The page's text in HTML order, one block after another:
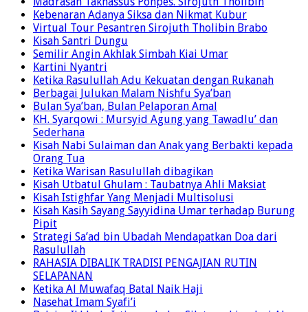
Kebenaran Adanya Siksa dan Nikmat Kubur
Virtual Tour Pesantren Sirojuth Tholibin Brabo
Kisah Santri Dungu
Semilir Angin Akhlak Simbah Kiai Umar
Kartini Nyantri
Ketika Rasulullah Adu Kekuatan dengan Rukanah
Berbagai Julukan Malam Nishfu Sya’ban
Bulan Sya’ban, Bulan Pelaporan Amal
KH. Syarqowi : Mursyid Agung yang Tawadlu’ dan
Sederhana
Kisah Nabi Sulaiman dan Anak yang Berbakti kepada
Orang Tua
Ketika Warisan Rasulullah dibagikan
Kisah Utbatul Ghulam : Taubatnya Ahli Maksiat
Kisah Istighfar Yang Menjadi Multisolusi
Kisah Kasih Sayang Sayyidina Umar terhadap Burung
Pipit
Strategi Sa’ad bin Ubadah Mendapatkan Doa dari
Rasulullah
RAHASIA DIBALIK TRADISI PENGAJIAN RUTIN
SELAPANAN
Ketika Al Muwafaq Batal Naik Haji
Nasehat Imam Syafi’i